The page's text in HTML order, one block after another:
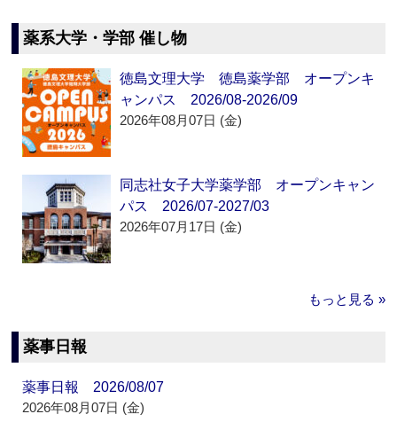
薬系大学・学部 催し物
徳島文理大学 徳島薬学部 オープンキ
ャンパス 2026/08-2026/09
2026年08月07日 (金)
同志社女子大学薬学部 オープンキャン
パス 2026/07-2027/03
2026年07月17日 (金)
もっと見る »
薬事日報
薬事日報 2026/08/07
2026年08月07日 (金)